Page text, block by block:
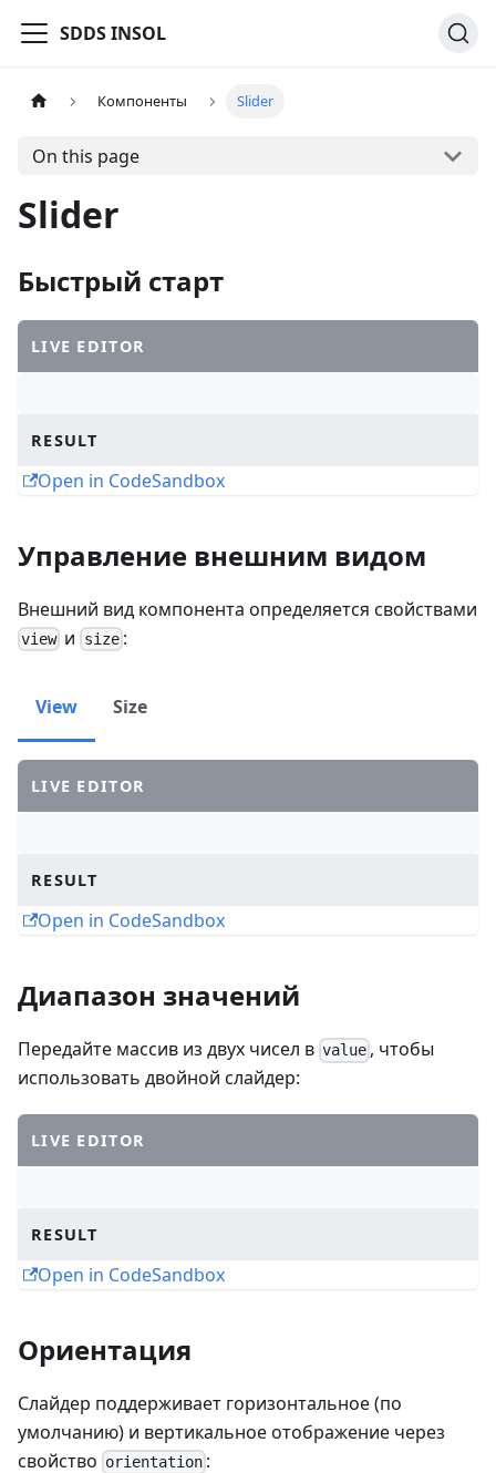
SDDS INSOL
Компоненты Slider
On this page
Slider
Быстрый старт
LIVE EDITOR
RESULT
Open in CodeSandbox
Управление внешним видом
Внешний вид компонента определяется свойствами
view и size:
View Size
LIVE EDITOR
RESULT
Open in CodeSandbox
Диапазон значений
Передайте массив из двух чисел в value , чтобы
использовать двойной слайдер:
LIVE EDITOR
RESULT
Open in CodeSandbox
Ориентация
Слайдер поддерживает горизонтальное (по
умолчанию) и вертикальное отображение через
свойство orientation :